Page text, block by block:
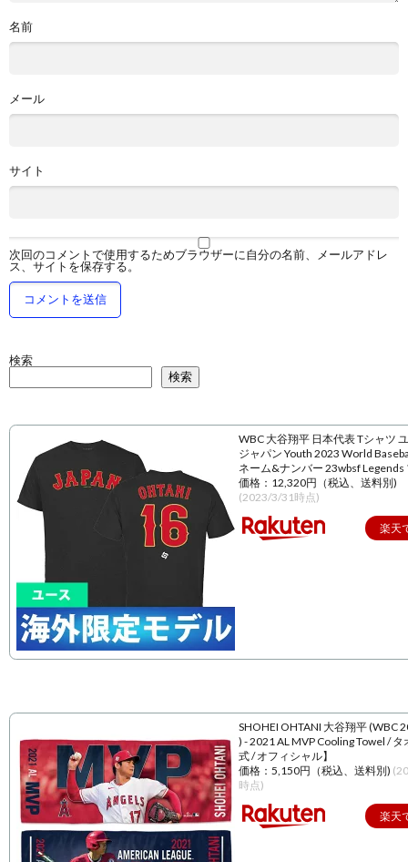
名前
メール
サイト
次回のコメントで使用するためブラウザーに自分の名前、メールアドレ
ス、サイトを保存する。
検索
検索
WBC 大谷翔平 日本代表 Tシャツ
ジャパン Youth 2023 World
ネーム&ナンバー 23wbsf Legends
価格：12,320円（税込、送料別)
(2023/3/31時点)
楽天
SHOHEI OHTANI 大谷翔平 (WBC
) - 2021 AL MVP Cooling Towel / タ
式 / オフィシャル】
価格：5,150円（税込、送料別)
時点)
楽天